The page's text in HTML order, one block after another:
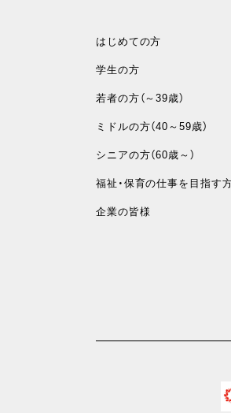
はじめての方
学生の方
若者の方（～39歳）
ミドルの方（40～59歳）
シニアの方（60歳～）
福祉・保育の仕事を目指す
企業の皆様